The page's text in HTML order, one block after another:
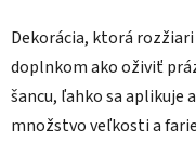
Dekorácia, ktorá
doplnkom ako oživiť
šancu, ľahko sa aplikuje
množstvo veľkosti a